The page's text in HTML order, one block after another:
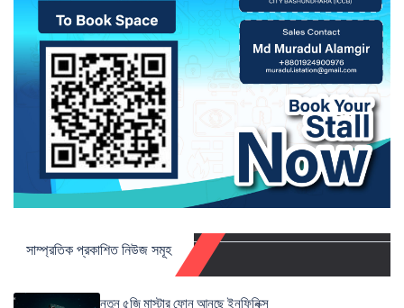
সাম্প্রতিক প্রকাশিত নিউজ সমূহ
নতুন ৫জি মাস্টার ফোন আনছে ইনফিনিক্স